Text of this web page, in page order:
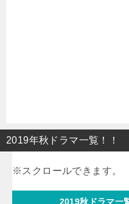
2019年秋ドラマ一覧！！
2019秋ドラマ一